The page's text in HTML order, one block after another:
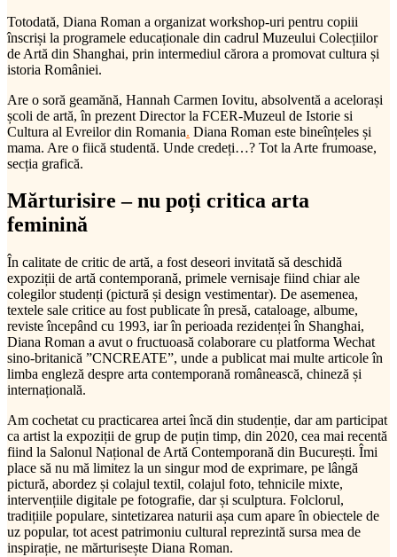
Totodată, Diana Roman a organizat workshop-uri pentru copiii
înscriși la programele educaționale din cadrul Muzeului Colecțiilor
de Artă din Shanghai, prin intermediul cărora a promovat cultura și
istoria României.
Are o soră geamănă, Hannah Carmen Iovitu, absolventă a acelorași
școli de artă, în prezent Director la FCER-Muzeul de Istorie si
Cultura al Evreilor din Romania. Diana Roman este bineînțeles și
mama. Are o fiică studentă. Unde credeți…? Tot la Arte frumoase,
secția grafică.
Mărturisire – nu poți critica arta
feminină
În calitate de critic de artă, a fost deseori invitată să deschidă
expoziții de artă contemporană, primele vernisaje fiind chiar ale
colegilor studenți (pictură și design vestimentar). De asemenea,
textele sale critice au fost publicate în presă, cataloage, albume,
reviste începând cu 1993, iar în perioada rezidenței în Shanghai,
Diana Roman a avut o fructuoasă colaborare cu platforma Wechat
sino-britanică ”CNCREATE”, unde a publicat mai multe articole în
limba engleză despre arta contemporană românească, chineză și
internațională.
Am cochetat cu practicarea artei încă din studenție, dar am participat
ca artist la expoziții de grup de puțin timp, din 2020, cea mai recentă
fiind la Salonul Național de Artă Contemporană din București. Îmi
place să nu mă limitez la un singur mod de exprimare, pe lângă
pictură, abordez și colajul textil, colajul foto, tehnicile mixte,
intervențiile digitale pe fotografie, dar și sculptura. Folclorul,
tradițiile populare, sintetizarea naturii așa cum apare în obiectele de
uz popular, tot acest patrimoniu cultural reprezintă sursa mea de
inspirație, ne mărturisește Diana Roman.